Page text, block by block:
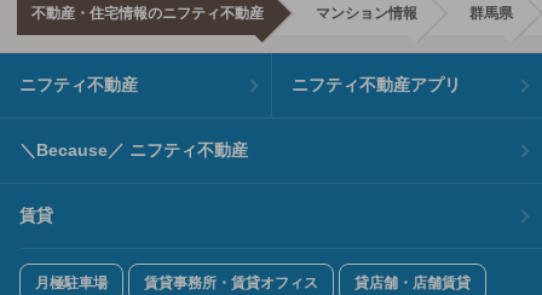
不動産・住宅情報のニフティ不動産 マンション情報 群馬県
ニフティ不動産 ニフティ不動産アプリ
＼Because／ ニフティ不動産
賃貸
月極駐車場 賃貸事務所・賃貸オフィス 貸店舗・店舗賃貸